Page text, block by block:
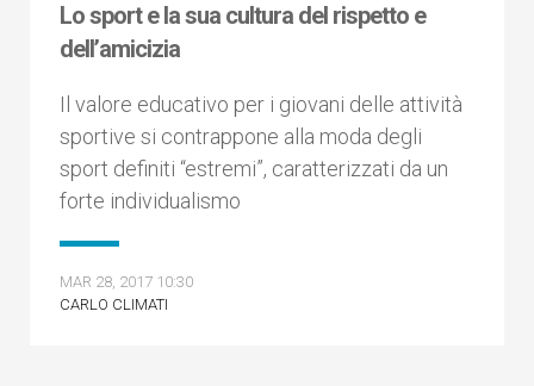
Lo sport e la sua cultura del rispetto e
dell’amicizia
Il valore educativo per i giovani delle attività
sportive si contrappone alla moda degli
sport definiti “estremi”, caratterizzati da un
forte individualismo
MAR 28, 2017 10:30
CARLO CLIMATI